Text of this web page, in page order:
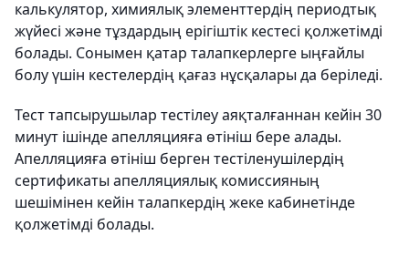
калькулятор, химиялық элементтердің периодтық
жүйесі және тұздардың ерігіштік кестесі қолжетімді
болады. Сонымен қатар талапкерлерге ыңғайлы
болу үшін кестелердің қағаз нұсқалары да беріледі.
Тест тапсырушылар тестілеу аяқталғаннан кейін 30
минут ішінде апелляцияға өтініш бере алады.
Апелляцияға өтініш берген тестіленушілердің
сертификаты апелляциялық комиссияның
шешімінен кейін талапкердің жеке кабинетінде
қолжетімді болады.